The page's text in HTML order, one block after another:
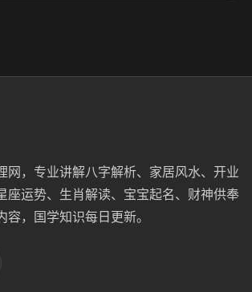
网，专业讲解八字解析、家居风水、开业
座运势、生肖解读、宝宝起名、财神供奉
，国学知识每日更新。